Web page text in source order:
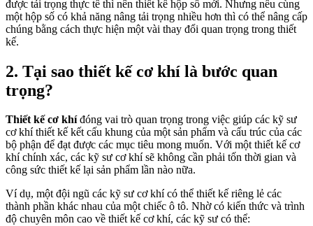
được tải trọng thực tế thì nên thiết kế hộp số mới. Nhưng nếu cùng
một hộp số có khả năng nâng tải trọng nhiều hơn thì có thể nâng cấp
chúng bằng cách thực hiện một vài thay đổi quan trọng trong thiết
kế.
2. Tại sao thiết kế cơ khí là bước quan
trọng?
Thiết kế cơ khíđóng vai trò quan trọng trong việc giúp các kỹ sư
cơ khí thiết kế kết cấu khung của một sản phẩm và cấu trúc của các
bộ phận để đạt được các mục tiêu mong muốn. Với một thiết kế cơ
khí chính xác, các kỹ sư cơ khí sẽ không cần phải tốn thời gian và
công sức thiết kế lại sản phẩm lần nào nữa.
Ví dụ, một đội ngũ các kỹ sư cơ khí có thể thiết kế riêng lẻ các
thành phần khác nhau của một chiếc ô tô. Nhờ có kiến thức và trình
độ chuyên môn cao về thiết kế cơ khí, các kỹ sư có thể: